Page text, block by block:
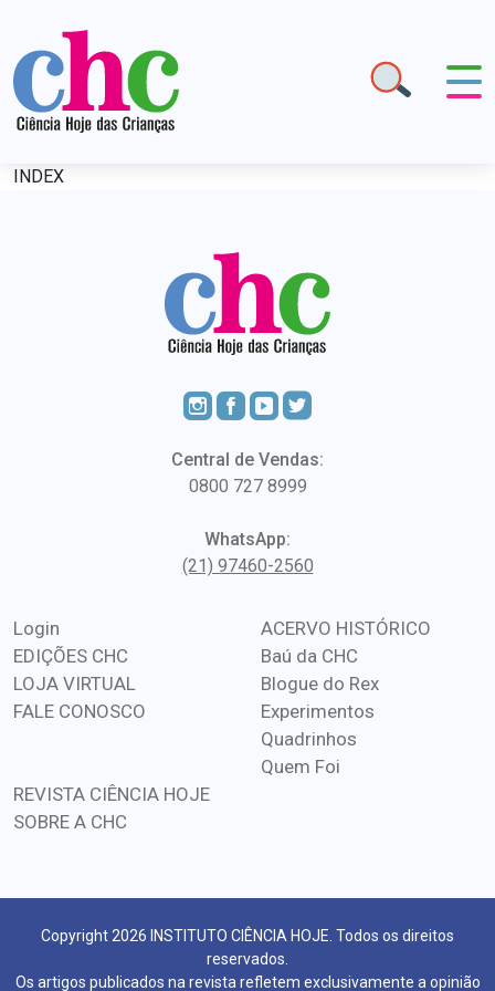
INDEX
Central de Vendas:
0800 727 8999
WhatsApp:
(21) 97460-2560
Login
EDIÇÕES CHC
LOJA VIRTUAL
FALE CONOSCO
ACERVO HISTÓRICO
Baú da CHC
Blogue do Rex
Experimentos
Quadrinhos
Quem Foi
REVISTA CIÊNCIA HOJE
SOBRE A CHC
Copyright 2026 INSTITUTO CIÊNCIA HOJE. Todos os direitos
reservados.
Os artigos publicados na revista refletem exclusivamente a opinião